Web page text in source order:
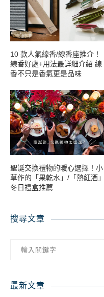
10 款人氣線香/線香座推介！
線香好處+用法最詳細介紹 線
香不只是香氣更是品味
聖誕交換禮物的暖心選擇！小
草作的「果乾水」/「熱紅酒」
冬日禮盒推薦
搜尋文章
最新文章